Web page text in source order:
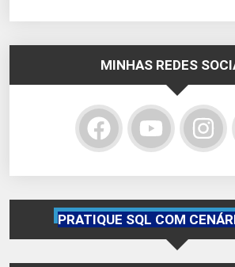
MINHAS REDES
PRATIQUE SQL COM